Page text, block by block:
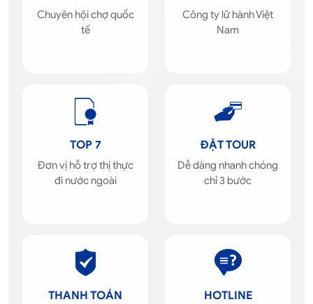
Chuyên hội chợ quốc
tế
Công ty lữ hành Việt
Nam
TOP 7
Đơn vị hỗ trợ thị thực
đi nước ngoài
ĐẶT TOUR
Dễ dàng nhanh chóng
chỉ 3 bước
THANH TOÁN HOTLINE